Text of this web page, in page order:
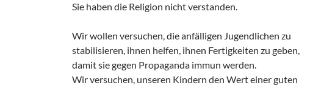
Sie haben die Religion nicht verstanden.
Wir wollen versuchen, die anfälligen Jugendlichen zu
stabilisieren, ihnen helfen, ihnen Fertigkeiten zu geben,
damit sie gegen Propaganda immun werden.
Wir versuchen, unseren Kindern den Wert einer guten